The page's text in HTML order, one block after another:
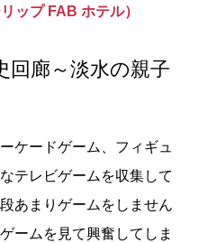
ップ FAB ホテル）
回廊～淡水の親子
ケードゲーム、フィギュ
テレビゲームを収集して
あまりゲームをしません
ームを見て興奮してしま